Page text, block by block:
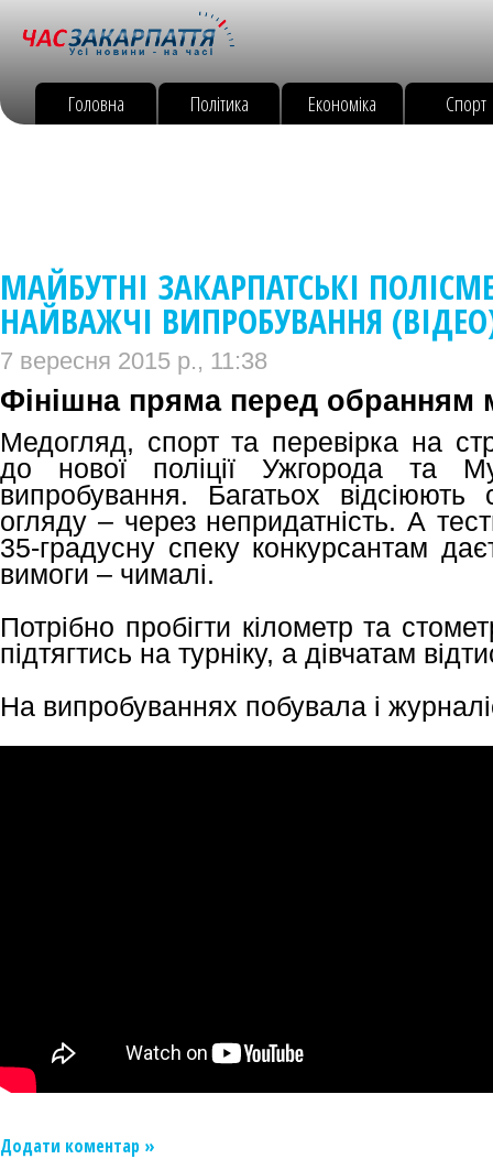
Головна Політика Економіка Спорт
МАЙБУТНІ ЗАКАРПАТСЬКІ
НАЙВАЖЧІ ВИПРОБУВАННЯ
7 вересня 2015 р., 11:38
Фінішна пряма перед обранням
Медогляд, спорт та перевірка на
до нової поліції Ужгорода та
випробування. Багатьох
огляду – через непридатність. А
35-градусну спеку конкурсантам
вимоги – чималі.
Потрібно пробігти кілометр та
підтягтись на турніку, а дівчатам
На випробуваннях побувала і
Додати коментар »